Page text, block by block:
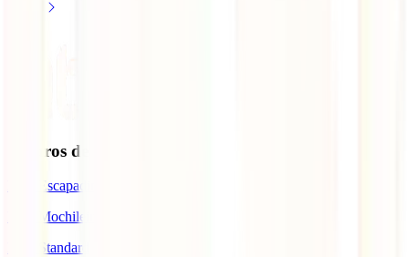
Seguros de Viagem
IATI Escapadinhas
IATI Mochileiro
IATI Standard